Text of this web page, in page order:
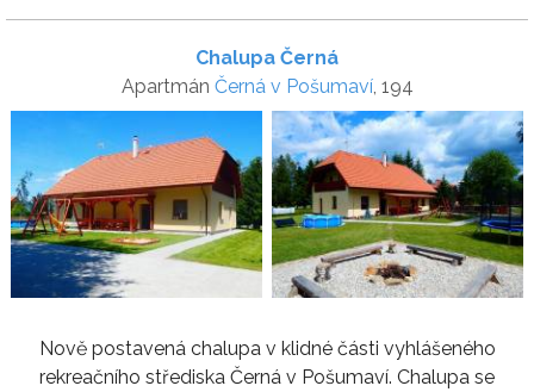
Chalupa Černá
Apartmán Černá v Pošumaví, 194
Nově postavená chalupa v klidné části vyhlášeného
rekreačního střediska Černá v Pošumaví. Chalupa se